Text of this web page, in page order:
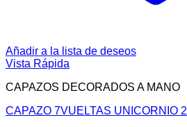
Añadir a la lista de deseos
Vista Rápida
CAPAZOS DECORADOS A MANO
CAPAZO 7VUELTAS UNICORNIO 2